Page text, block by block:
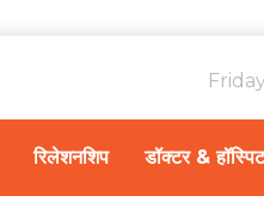
रिलेशनशिप डॉक्टर &